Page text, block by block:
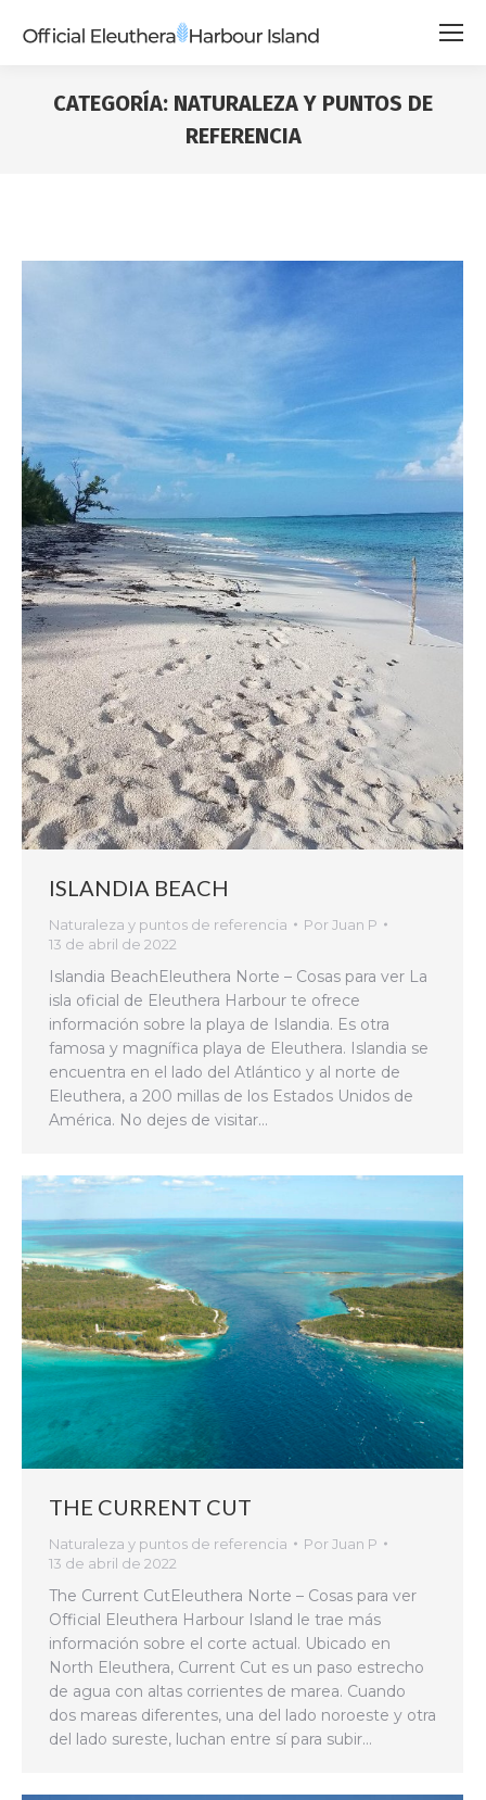
CATEGORÍA: NATURALEZA Y PUNTOS DE
REFERENCIA
ISLANDIA BEACH
Naturaleza y puntos de referencia PorJuan P
13 de abril de 2022
Islandia BeachEleuthera Norte – Cosas para ver La
isla oficial de Eleuthera Harbour te ofrece
información sobre la playa de Islandia. Es otra
famosa y magnífica playa de Eleuthera. Islandia se
encuentra en el lado del Atlántico y al norte de
Eleuthera, a 200 millas de los Estados Unidos de
América. No dejes de visitar…
THE CURRENT CUT
Naturaleza y puntos de referencia PorJuan P
13 de abril de 2022
The Current CutEleuthera Norte – Cosas para ver
Official Eleuthera Harbour Island le trae más
información sobre el corte actual. Ubicado en
North Eleuthera, Current Cut es un paso estrecho
de agua con altas corrientes de marea. Cuando
dos mareas diferentes, una del lado noroeste y otra
del lado sureste, luchan entre sí para subir…